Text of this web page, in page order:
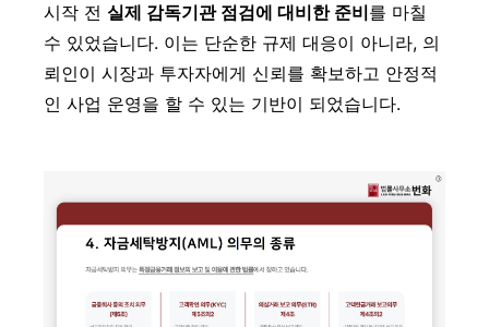
시작 전 실제 감독기관 점검에 대비한 준비를 마칠
수 있었습니다. 이는 단순한 규제 대응이 아니라, 의
뢰인이 시장과 투자자에게 신뢰를 확보하고 안정적
인 사업 운영을 할 수 있는 기반이 되었습니다.